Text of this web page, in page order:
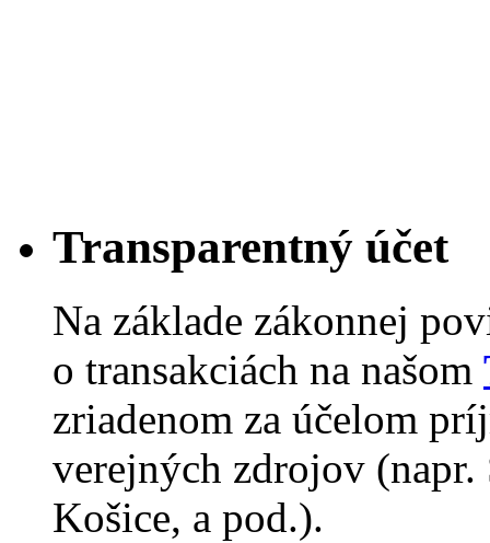
Transparentný účet
Na základe zákonnej
o transakciách na našom
zriadenom za účelom
verejných zdrojov (napr.
Košice, a pod.).